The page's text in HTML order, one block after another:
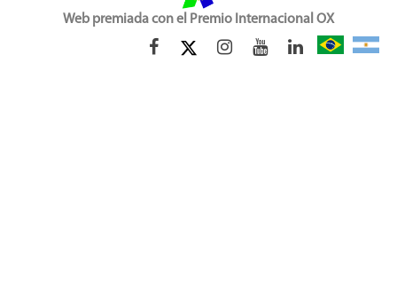
Web premiada con el Premio Internacional OX